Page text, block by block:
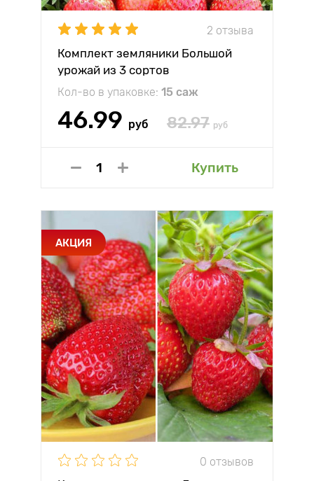
2 отзыва
Комплект земляники Большой
урожай из 3 сортов
Кол-во в упаковке: 15 саж
46.99 руб 82.97 руб
Купить
АКЦИЯ
0 отзывов